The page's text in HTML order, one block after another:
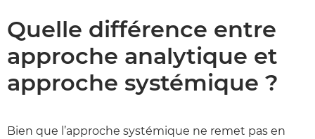
Quelle différence entre
approche analytique et
approche systémique ?
Bien que l’approche systémique ne remet pas en